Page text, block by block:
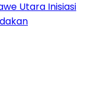
Utara Inisiasi